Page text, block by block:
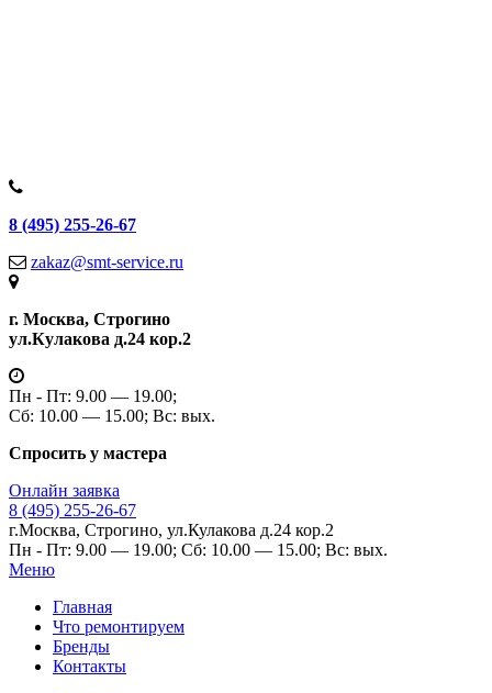
8 (495) 255-26-67
zakaz@smt-service.ru
г. Москва, Строгино
ул.Кулакова д.24 кор.2
Пн - Пт: 9.00 — 19.00;
Сб: 10.00 — 15.00; Вс: вых.
Спросить у мастера
Онлайн заявка
8 (495) 255-26-67
г.Москва, Строгино, ул.Кулакова д.24 кор.2
Пн - Пт: 9.00 — 19.00; Сб: 10.00 — 15.00; Вс: вых.
Меню
Главная
Что ремонтируем
Бренды
Контакты